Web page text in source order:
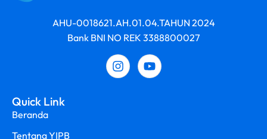
AHU-0018621.AH.01.04.TAHUN 2024
Bank BNI NO REK 3388800027
Quick Link
Beranda
Tentang YIPB